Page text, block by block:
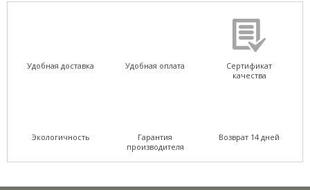
Удобная доставка Удобная оплата
Сертификат
качества
Экологичность
Гарантия
производителя
Возврат 14 дней